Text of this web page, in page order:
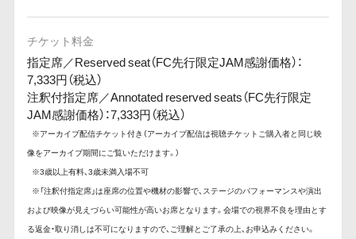
チケット料金
指定席／Reserved seat（FC先行限定JAM感謝価格）：
7,333円（税込）
注釈付指定席／Annotated reserved seats（FC先行限定
JAM感謝価格）：7,333円（税込）
※アーカイブ配信チケット付き（アーカイブ配信は視聴チケットご購入者と同じ映
像をアーカイブ期間にご覧いただけます。）
※3歳以上有料、3歳未満入場不可
※「注釈付指定席」は座席の位置や機材の影響で、ステージのパフォーマンスや演出
および映像が見えづらい可能性が高いお席となります。会場での視界不良を理由とす
る返金・取り消しは不可になりますので、ご理解とご了承の上、お申込みください。